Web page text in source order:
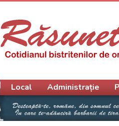
Local Administrație